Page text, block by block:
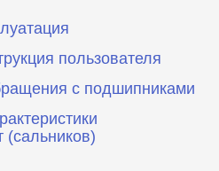
пользователя
с подшипниками